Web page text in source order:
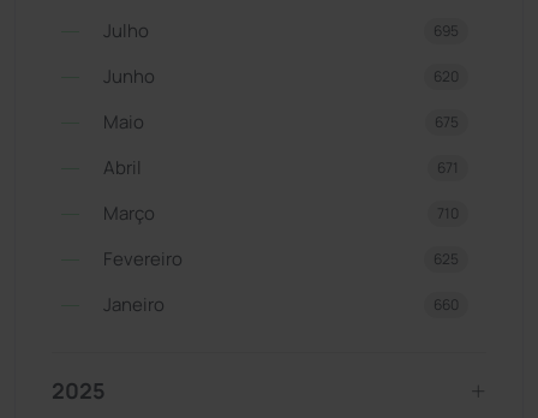
Julho 695
Junho 620
Maio 675
Abril 671
Março 710
Fevereiro 625
Janeiro 660
2025